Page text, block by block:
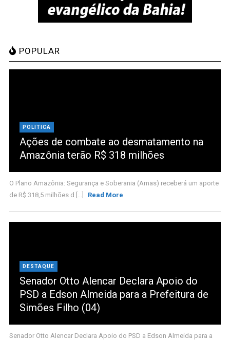
POPULAR
POLITICA
Ações de combate ao desmatamento na
Amazônia terão R$ 318 milhões
O Plano Amazônia: Segurança e Soberania (Amas) receberá um aporte
de R$ 318,5 milhões d [...]
Read More
DESTAQUE
Senador Otto Alencar Declara Apoio do
PSD a Edson Almeida para a Prefeitura de
Simões Filho (04)
Senador Otto Alencar Declara Apoio do PSD a Edson Almeida para a